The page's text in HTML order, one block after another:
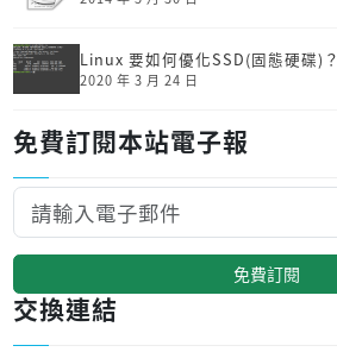
Linux 要如何優化SSD(固態硬碟)？
2020 年 3 月 24 日
免費訂閱本站電子報
免費訂閱
交換連結